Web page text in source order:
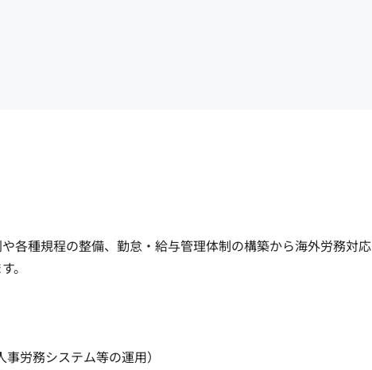
各種規程の整備、勤怠・給与管理体制の構築から海外労務対
。
労務システム等の運用）